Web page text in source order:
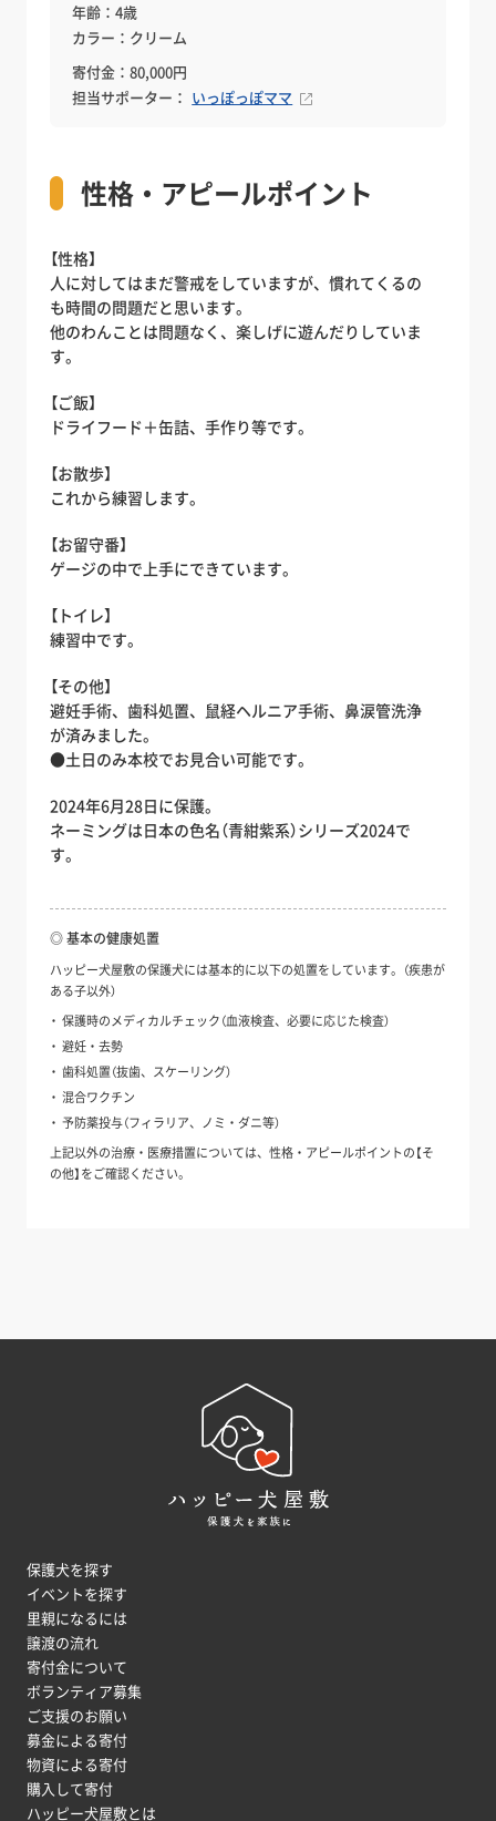
年齢：4歳
カラー：クリーム
寄付金：80,000円
担当サポーター： いっぽっぽママ
性格・アピールポイント
【性格】
人に対してはまだ警戒をしていますが、慣れてくるの
も時間の問題だと思います。
他のわんことは問題なく、楽しげに遊んだりしていま
す。
【ご飯】
ドライフード＋缶詰、手作り等です。
【お散歩】
これから練習します。
【お留守番】
ゲージの中で上手にできています。
【トイレ】
練習中です。
【その他】
避妊手術、歯科処置、鼠経ヘルニア手術、鼻涙管洗浄
が済みました。
●土日のみ本校でお見合い可能です。
2024年6月28日に保護。
ネーミングは日本の色名（青紺紫系）シリーズ2024で
す。
◎ 基本の健康処置
ハッピー犬屋敷の保護犬には基本的に以下の処置をしています。（疾患が
ある子以外）
保護時のメディカルチェック（血液検査、必要に応じた検査）
避妊・去勢
歯科処置（抜歯、スケーリング）
混合ワクチン
予防薬投与（フィラリア、ノミ・ダニ等）
上記以外の治療・医療措置については、性格・アピールポイントの【そ
の他】をご確認ください。
保護犬を探す
イベントを探す
里親になるには
譲渡の流れ
寄付金について
ボランティア募集
ご支援のお願い
募金による寄付
物資による寄付
購入して寄付
ハッピー犬屋敷とは